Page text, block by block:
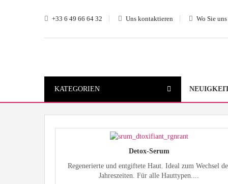
+33 6 49 66 64 32 Uns kontaktieren Wo Sie
KATEGORIEN
Detox-Serum
Regenerierte und entgiftete Haut. Ideal zum Wechsel
Jahreszeiten. Für alle Hauttypen....